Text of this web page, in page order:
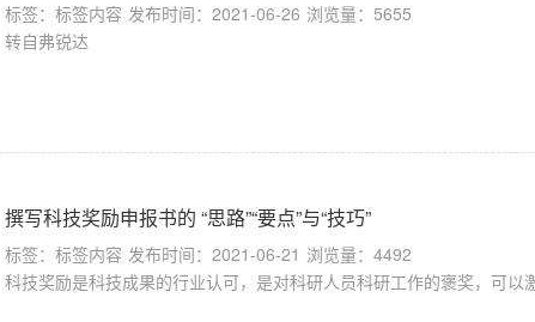
标签：标签内容 发布时间：2021-06-26 浏览量：5655
转自弗锐达
撰写科技奖励申报书的 “思路”“要点”与“技巧”
标签：标签内容 发布时间：2021-06-21 浏览量：4492
科技奖励是科技成果的行业认可，是对科研人员科研工作的褒奖，可以